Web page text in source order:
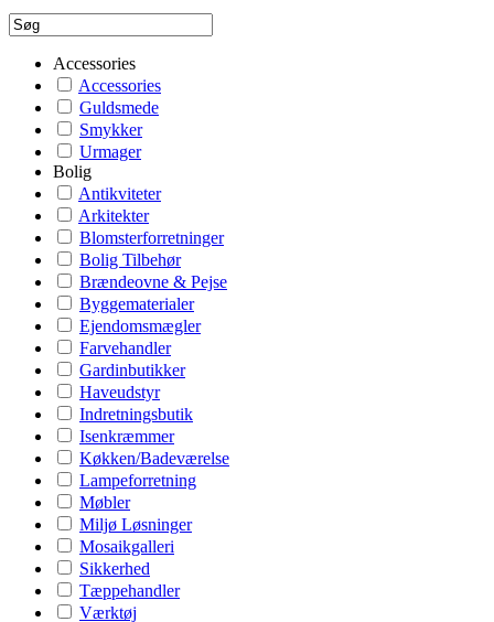
Accessories
Accessories
Guldsmede
Smykker
Urmager
Bolig
Antikviteter
Arkitekter
Blomsterforretninger
Bolig Tilbehør
Brændeovne & Pejse
Byggematerialer
Ejendomsmægler
Farvehandler
Gardinbutikker
Haveudstyr
Indretningsbutik
Isenkræmmer
Køkken/Badeværelse
Lampeforretning
Møbler
Miljø Løsninger
Mosaikgalleri
Sikkerhed
Tæppehandler
Værktøj